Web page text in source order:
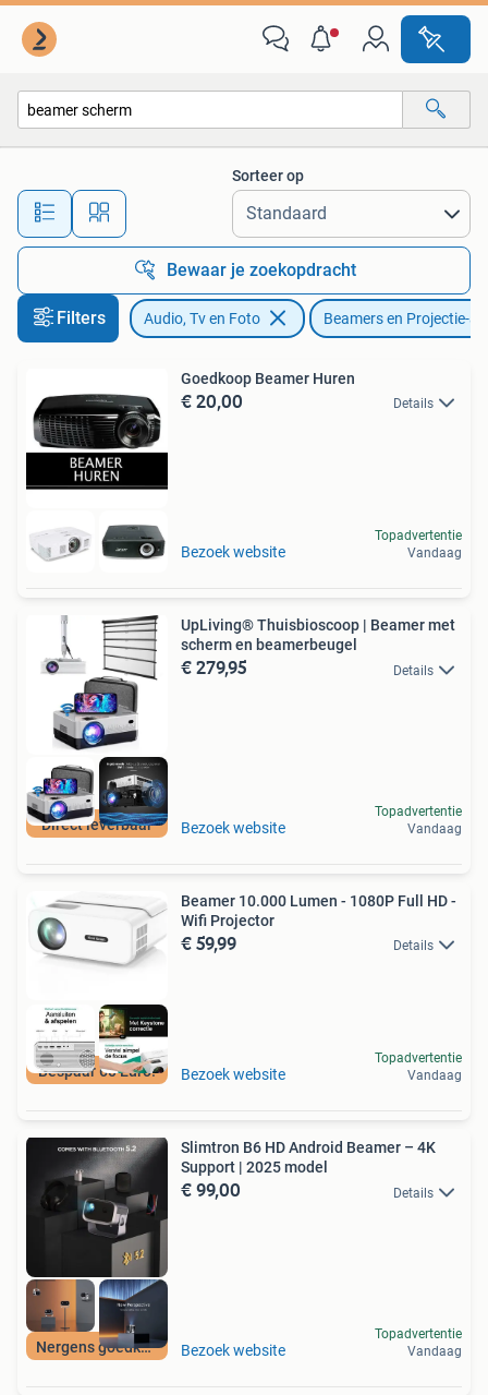
Alle afstanden…
Sorteer op
Bewaar je zoekopdracht
Filters Audio, Tv en Foto Beamers en Projectie-
Goedkoop Beamer Huren
€ 20,00 Details
Bezoek website
Topadvertentie
Vandaag
Direct leverbaar
UpLiving® Thuisbioscoop | Beamer met
scherm en beamerbeugel
€ 279,95 Details
Bezoek website
Topadvertentie
Vandaag
Bespaar 60 Euro!
Beamer 10.000 Lumen - 1080P Full HD -
Wifi Projector
€ 59,99 Details
Bezoek website
Topadvertentie
Vandaag
Nergens goedkoper
Slimtron B6 HD Android Beamer – 4K
Support | 2025 model
€ 99,00 Details
Bezoek website
Topadvertentie
Vandaag